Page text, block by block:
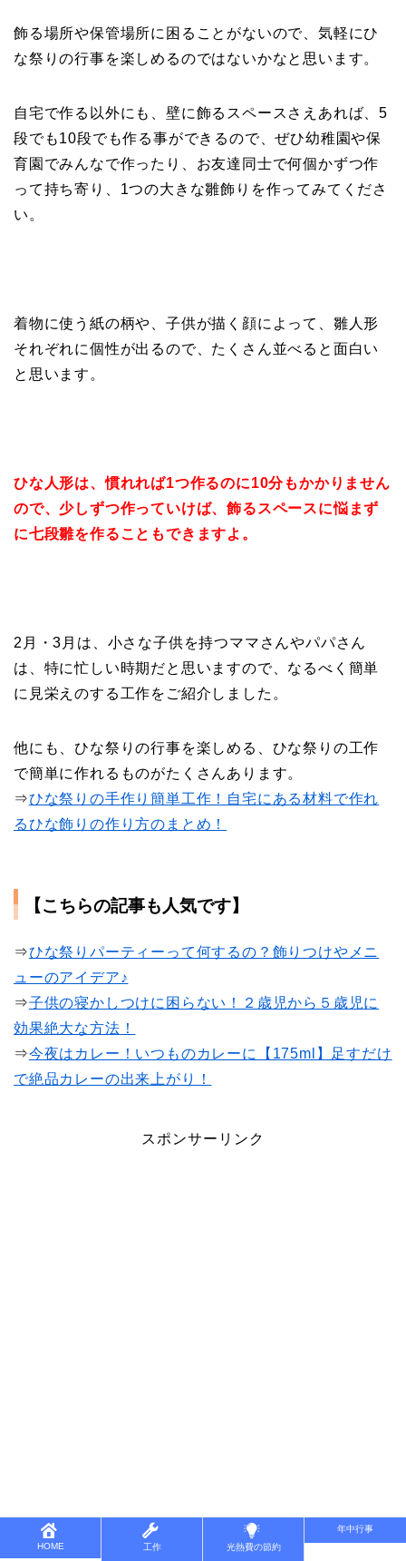
飾る場所や保管場所に困ることがないので、気軽にひ
な祭りの行事を楽しめるのではないかなと思います。
自宅で作る以外にも、壁に飾るスペースさえあれば、5
段でも10段でも作る事ができるので、ぜひ幼稚園や保
育園でみんなで作ったり
、お友達同士で何個かずつ作
って持ち寄り、1つの大きな雛飾りを作ってみてくださ
い。
着物に使う紙の柄や、子供が描く顔によって、雛人形
それぞれに個性が出るので、たくさん並べると面白い
と思います。
ひな人形は、慣れれば1つ作るのに10分もかかりません
ので、少しずつ作っていけば、飾るスペースに悩まず
に七段雛を作ることもできますよ。
2月・3月は、小さな子供を持つママさんやパパさん
は、特に忙しい時期だと思いますので、なるべく簡単
に見栄えのする工作をご紹介しました。
他にも、ひな祭りの行事を楽しめる、ひな祭りの工作
で簡単に作れるものがたくさんあります。
⇒ひな祭りの手作り簡単工作！自宅にある材料で作れ
るひな飾りの作り方のまとめ！
【こちらの記事も人気です】
⇒ひな祭りパーティーって何するの？飾りつけやメニ
ューのアイデア♪
⇒子供の寝かしつけに困らない！２歳児から５歳児に
効果絶大な方法！
⇒今夜はカレー！いつものカレーに【175ml】足すだけ
で絶品カレーの出来上がり！
スポンサーリンク
HOME 工作 光熱費の節約
年中行事